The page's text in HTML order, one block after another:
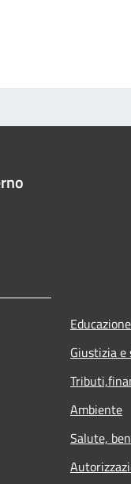
Giustizia e
Ambiente
Salute,